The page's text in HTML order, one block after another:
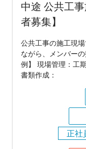
中途 公共工
者募集】
公共工事の施工現
ながら、メンバー
例】 現場管理：工
書類作成：
正社